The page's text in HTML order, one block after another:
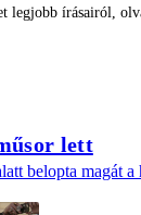
legjobb írásairól,
lett
belopta magát a